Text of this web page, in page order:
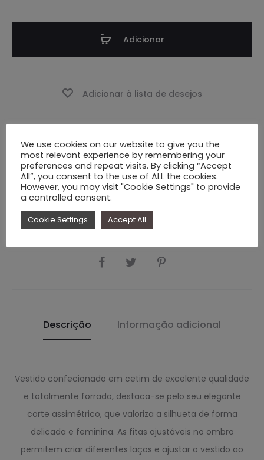
Adicionar
Adicionar à lista de desejos
REF:N.D. CATEGORIAS:COLLECTION,ESPECIAL EVENTOS,SALDOS
PARTILHAR
Descrição Informação adicional
Vestido confecionado em cetim de excelente qualidade
e totalmente forrado, destaca-se pelo seu elegante
corte assimétrico, que valoriza a silhueta de forma
delicada e feminina. As fitas ajustáveis no ombro
permitem criar diferentes laços e ajustar o vestido ao
We use cookies on our website to give you the
most relevant experience by remembering your
preferences and repeat visits. By clicking “Accept
All”, you consent to the use of ALL the cookies.
However, you may visit "Cookie Settings" to provide
a controlled consent.
Cookie Settings Accept All